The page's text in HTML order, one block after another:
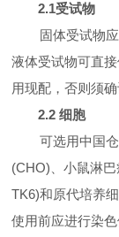
2.1受试物
固体受试物
液体受试物可直
用现配，否则须
2.2细胞
可选用中国
(CHO) 、小鼠淋
TK6)和原代培养
使用前应进行染